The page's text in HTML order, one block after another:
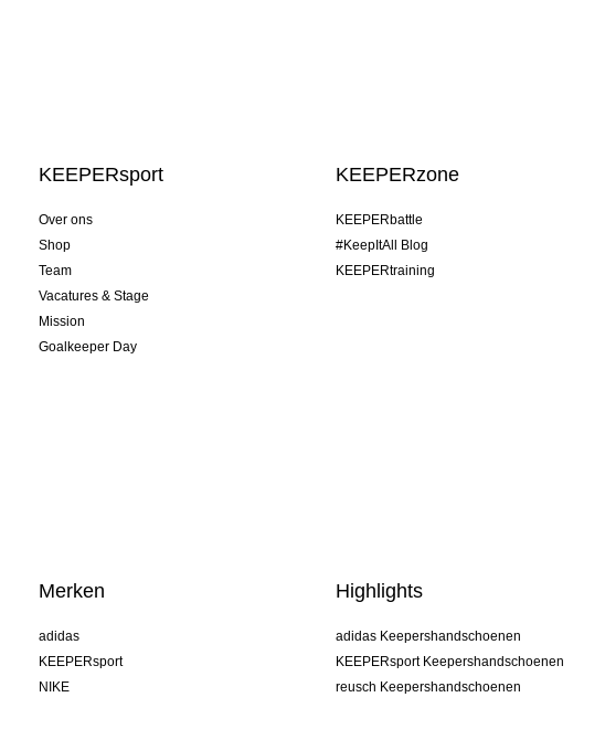
KEEPERsport
Over ons
Shop
Team
Vacatures & Stage
Mission
Goalkeeper Day
KEEPERzone
KEEPERbattle
#KeepItAll Blog
KEEPERtraining
Merken
adidas
KEEPERsport
NIKE
Highlights
adidas Keepershandschoenen
KEEPERsport Keepershandschoenen
reusch Keepershandschoenen